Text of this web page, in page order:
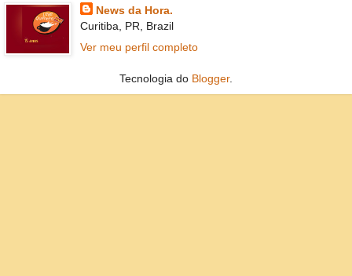
News da Hora.
Curitiba, PR, Brazil
Ver meu perfil completo
Tecnologia do Blogger.